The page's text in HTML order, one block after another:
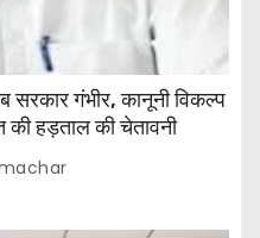
सरकार गंभीर, कानूनी विकल्प
की हड़ताल की चेतावनी